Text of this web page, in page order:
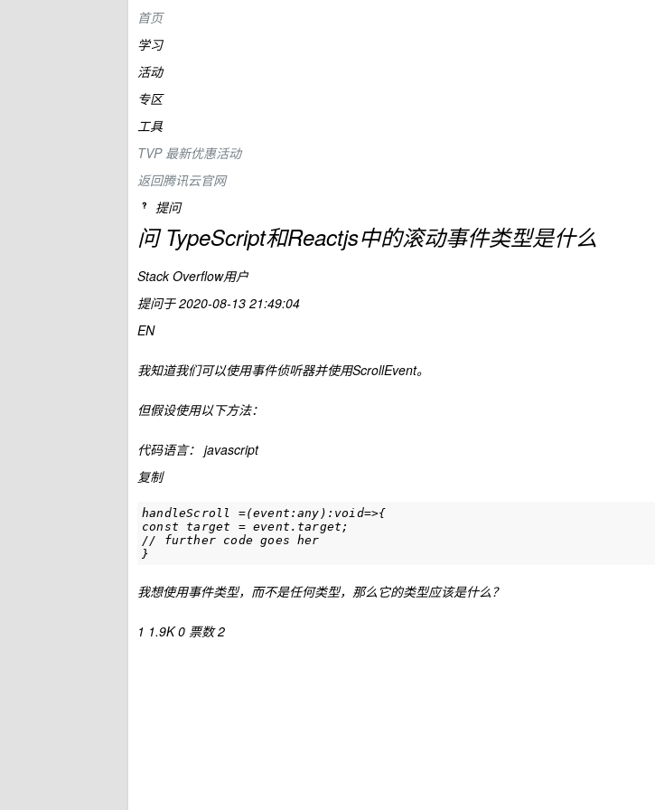
首页
学习
活动
专区
工具
TVP 最新优惠活动
返回腾讯云官网
提问
问TypeScript和Reactjs中的滚动事件类型是什么
Stack Overflow用户
提问于2020-08-13 21:49:04
EN
我知道我们可以使用事件侦听器并使用ScrollEvent。
但假设使用以下方法：
代码语言： javascript
复制
handleScroll =(event:any):void=>{
const target = event.target;
// further code goes her
}
我想使用事件类型，而不是任何类型，那么它的类型应该是什么？
1 1.9K0 票数 2